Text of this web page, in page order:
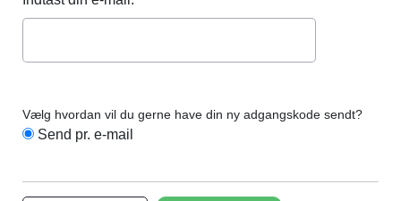
Vælg hvordan vil du gerne have din ny adgangskode sendt?
Send pr. e-mail